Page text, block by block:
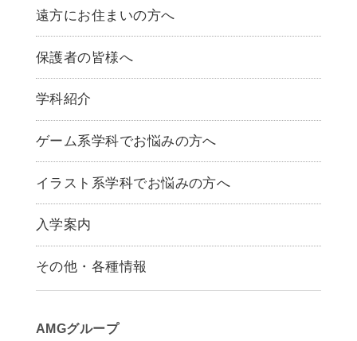
遠方にお住まいの方へ
保護者の皆様へ
学科紹介
ゲームクリエイター学科
CG学科
アニメーション学科
声優学科
ゲーム系学科でお悩みの方へ
イラスト系学科でお悩みの方へ
入学案内
募集要項
早期出願制度・AOエントリー
入学までの流れ
その他・各種情報
アクセス
AMGグループ